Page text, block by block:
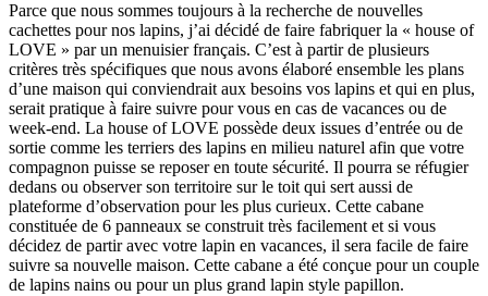
Parce que nous sommes toujours à la recherche de nouvelles
cachettes pour nos lapins, j’ai décidé de faire fabriquer la « house of
LOVE » par un menuisier français. C’est à partir de plusieurs
critères très spécifiques que nous avons élaboré ensemble les plans
d’une maison qui conviendrait aux besoins vos lapins et qui en plus,
serait pratique à faire suivre pour vous en cas de vacances ou de
week-end. La house of LOVE possède deux issues d’entrée ou de
sortie comme les terriers des lapins en milieu naturel afin que votre
compagnon puisse se reposer en toute sécurité. Il pourra se réfugier
dedans ou observer son territoire sur le toit qui sert aussi de
plateforme d’observation pour les plus curieux. Cette cabane
constituée de 6 panneaux se construit très facilement et si vous
décidez de partir avec votre lapin en vacances, il sera facile de faire
suivre sa nouvelle maison. Cette cabane a été conçue pour un couple
de lapins nains ou pour un plus grand lapin style papillon.